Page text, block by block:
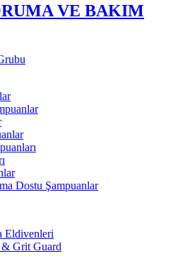
VE BAKIM
Dostu Şampuanlar
Eldivenleri
& Grit Guard